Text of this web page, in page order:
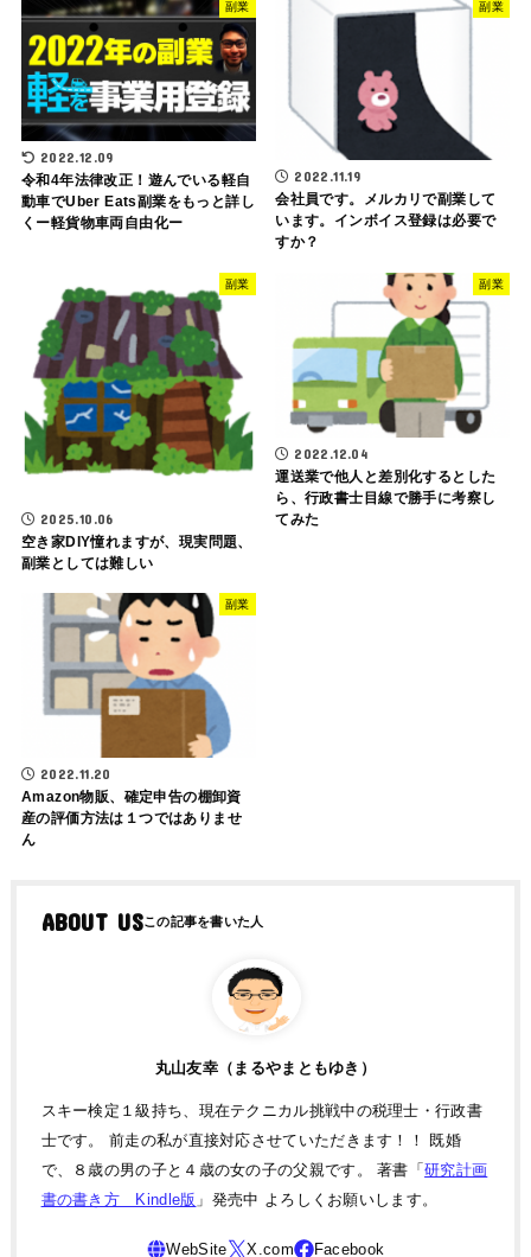
副業
2022.12.09
令和4年法律改正！遊んでいる軽自
動車でUber Eats副業をもっと詳し
くー軽貨物車両自由化ー
副業
2022.11.19
会社員です。メルカリで副業して
います。インボイス登録は必要で
すか？
副業
2025.10.06
空き家DIY憧れますが、現実問題、
副業としては難しい
副業
2022.12.04
運送業で他人と差別化するとした
ら、行政書士目線で勝手に考察し
てみた
副業
2022.11.20
Amazon物販、確定申告の棚卸資
産の評価方法は１つではありませ
ん
ABOUT US
丸山友幸（まるやまともゆき）
スキー検定１級持ち、現在テクニカル挑戦中の税理士・行政書
士です。 前走の私が直接対応させていただきます！！ 既婚
で、８歳の男の子と４歳の女の子の父親です。 著書「研究計画
書の書き方 Kindle版 」発売中 よろしくお願いします。